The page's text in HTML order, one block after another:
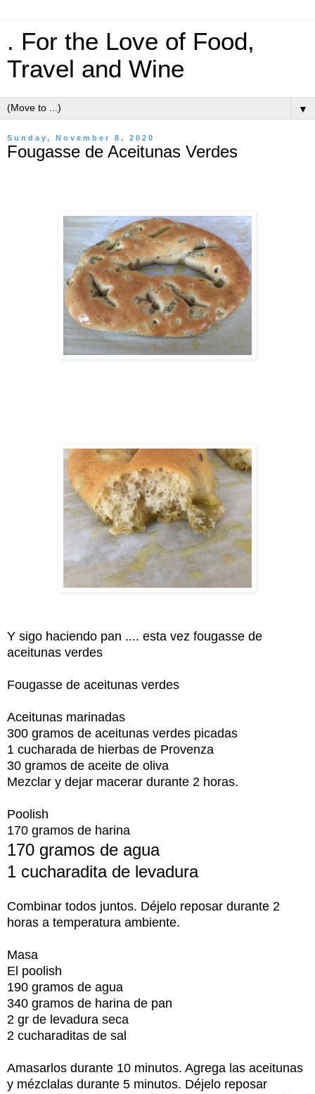
. For the Love of Food,
Travel and Wine
▼
Sunday, November 8, 2020
Fougasse de Aceitunas Verdes
Y sigo haciendo pan .... esta vez fougasse de
aceitunas verdes
Fougasse de aceitunas verdes
Aceitunas marinadas
300 gramos de aceitunas verdes picadas
1 cucharada de hierbas de Provenza
30 gramos de aceite de oliva
Mezclar y dejar macerar durante 2 horas.
Poolish
170 gramos de harina
170 gramos de agua
1 cucharadita de levadura
Combinar todos juntos. Déjelo reposar durante 2
horas a temperatura ambiente.
Masa
El poolish
190 gramos de agua
340 gramos de harina de pan
2 gr de levadura seca
2 cucharaditas de sal
Amasarlos durante 10 minutos. Agrega las aceitunas
y mézclalas durante 5 minutos. Déjelo reposar